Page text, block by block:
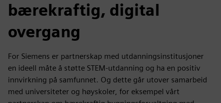
bærekraftig, digital
overgang
For Siemens er partnerskap med utdanningsinstitusjoner
en ideell måte å støtte STEM-utdanning og ha en positiv
innvirkning på samfunnet. Og dette går utover samarbeid
med universiteter og høyskoler, for eksempel vårt